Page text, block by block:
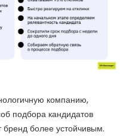
компанию,
подбора кандидатов
более устойчивым.